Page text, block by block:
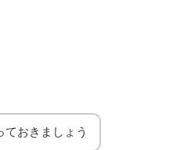
おきましょう